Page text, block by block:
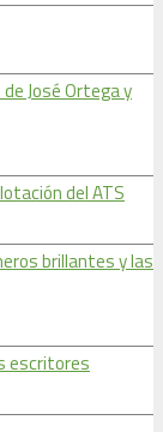
José Ortega y
del ATS
brillantes y las
escritores